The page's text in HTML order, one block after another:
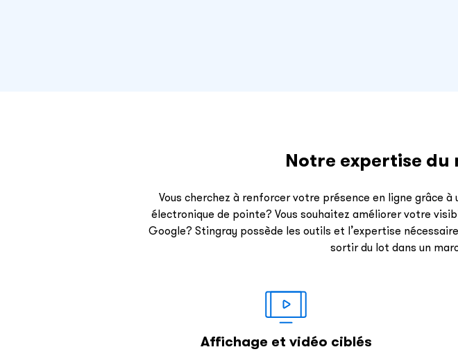
Notre expertise
Vous cherchez à renforcer votre présence en ligne grâce
électronique de pointe? Vous souhaitez améliorer votre
Google? Stingray possède les outils et l’expertise
sortir du lot dans un
Affichage et vidéo ciblés